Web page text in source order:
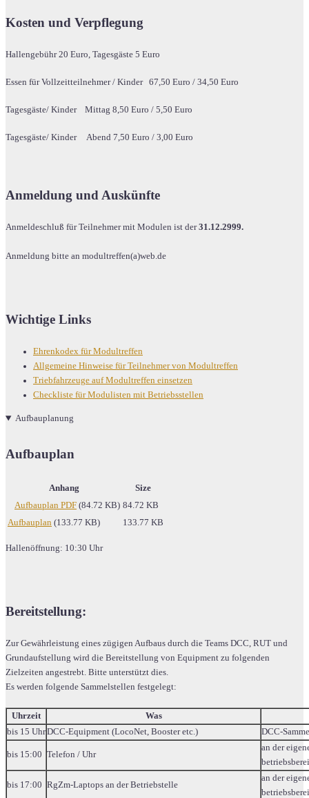
Kosten und Verpflegung
Hallengebühr 20 Euro, Tagesgäste 5 Euro
Essen für Vollzeitteilnehmer / Kinder 67,50 Euro / 34,50 Euro
Tagesgäste/ Kinder Mittag 8,50 Euro / 5,50 Euro
Tagesgäste/ Kinder Abend 7,50 Euro / 3,00 Euro
Anmeldung und Auskünfte
Anmeldeschluß für Teilnehmer mit Modulen ist der31.12.2999.
Anmeldung bitte an modultreffen(a)web.de
Wichtige Links
Ehrenkodex für Modultreffen
Allgemeine Hinweise für Teilnehmer von Modultreffen
Triebfahrzeuge auf Modultreffen einsetzen
Checkliste für Modulisten mit Betriebsstellen
Aufbauplanung
Aufbauplan
Anhang
Size
Aufbauplan PDF (84.72 KB) 84.72 KB
Aufbauplan (133.77 KB) 133.77 KB
Hallenöffnung: 10:30 Uhr
Bereitstellung:
Zur Gewährleistung eines zügigen Aufbaus durch die Teams DCC, RUT und
Grundaufstellung wird die Bereitstellung von Equipment zu folgenden
Zielzeiten angestrebt. Bitte unterstützt dies.
Es werden folgende Sammelstellen festgelegt:
Uhrzeit
Was
bis 15 UhrDCC-Equipment (LocoNet, Booster etc.) DCC-
bis 15:00 Telefon / Uhr
an der
bis 17:00 RgZm-Laptops an der Betriebstelle
an der